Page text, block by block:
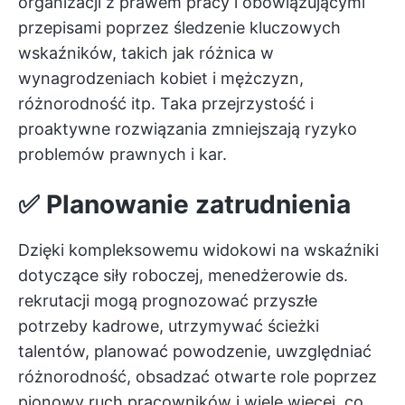
przepisami poprzez śledzenie kluczowych
wskaźników, takich jak różnica w
wynagrodzeniach kobiet i mężczyzn,
różnorodność itp. Taka przejrzystość i
proaktywne rozwiązania zmniejszają ryzyko
problemów prawnych i kar.
✅ Planowanie zatrudnienia
Dzięki kompleksowemu widokowi na wskaźniki
dotyczące siły roboczej, menedżerowie ds.
rekrutacji mogą prognozować przyszłe
potrzeby kadrowe, utrzymywać ścieżki
talentów, planować powodzenie, uwzględniać
różnorodność, obsadzać otwarte role poprzez